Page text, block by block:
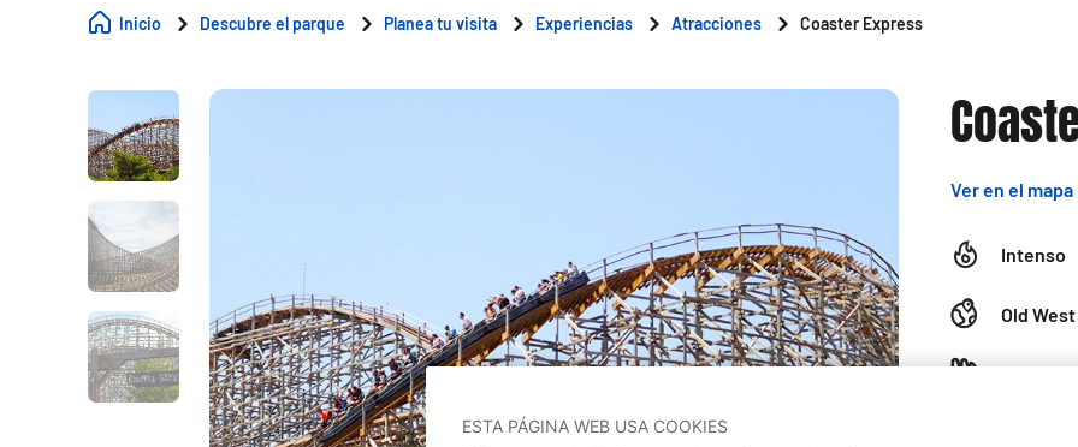
Inicio Descubre el parque Planea tu visita Experiencias Atracciones Coaster Express
Ver en el mapa
Intenso
Old
Tipo de
ESTA PÁGINA WEB USA COOKIES